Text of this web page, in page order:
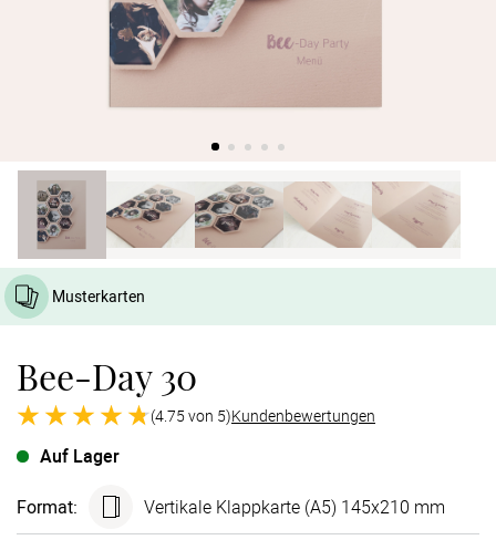
Musterkarten
Bee-Day 30
(4.75 von 5)Kundenbewertungen
Auf Lager
Format: Vertikale Klappkarte (A5) 145x210 mm